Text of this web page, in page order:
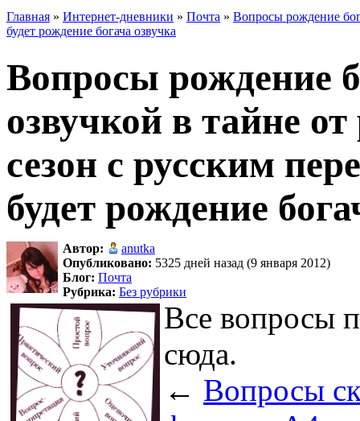
Главная » Интернет-дневники » Почта » Вопросы рождение
будет рождение богача озвучка
Вопросы рождение
озвучкой в тайне
сезон с русским
будет рождение
Автор:
anutka
Опубликовано: 5325 дней назад (9 января 2012)
Блог: Почта
Рубрика: Без рубрики
Все вопросы
сюда.
← Вопросы